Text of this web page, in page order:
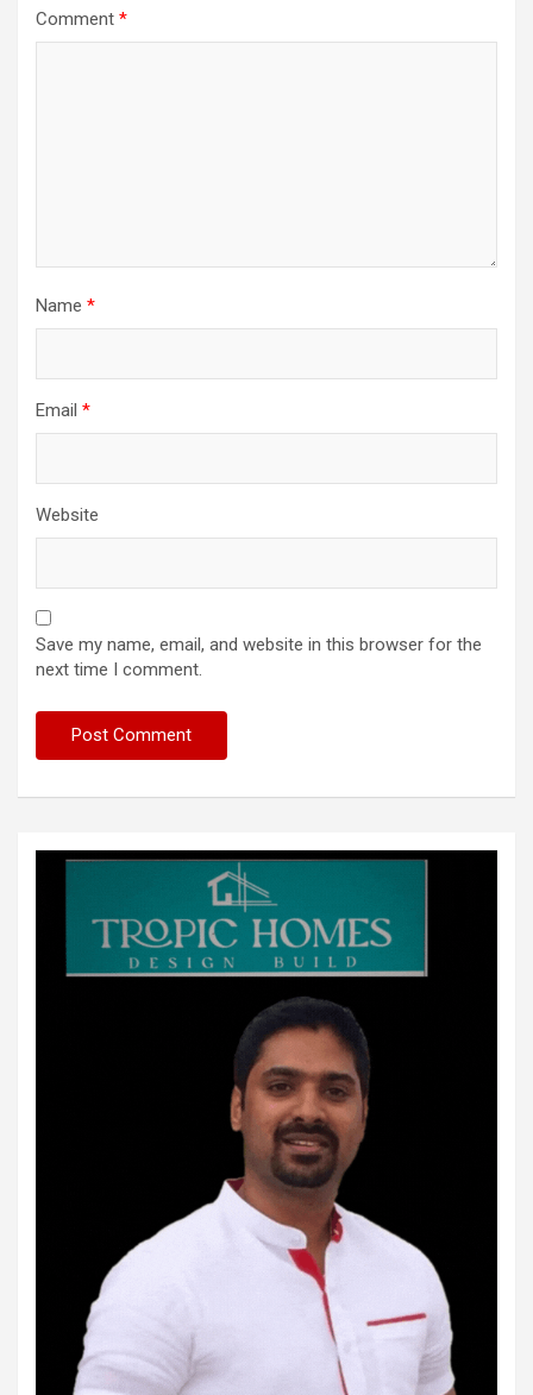
Comment *
Name *
Email *
Website
Save my name, email, and website in this browser for the
next time I comment.